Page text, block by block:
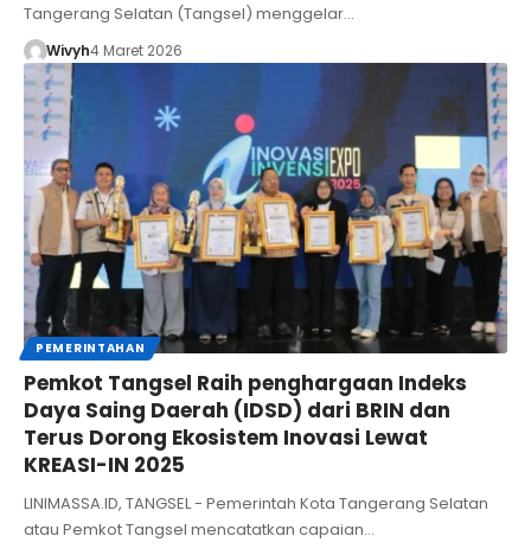
Tangerang Selatan (Tangsel) menggelar…
Wivyh4 Maret 2026
PEMERINTAHAN
Pemkot Tangsel Raih penghargaan Indeks
Daya Saing Daerah (IDSD) dari BRIN dan
Terus Dorong Ekosistem Inovasi Lewat
KREASI-IN 2025
LINIMASSA.ID, TANGSEL - Pemerintah Kota Tangerang Selatan
atau Pemkot Tangsel mencatatkan capaian…